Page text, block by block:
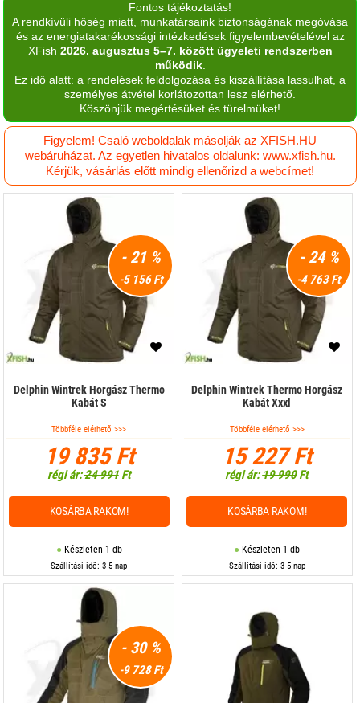
Aláöltözet
Alsó felső szett
Csizma
Dobókesztyű
Esőruha
Horgász bakancs
Kabát
Mellény
Melles csizma
Napszemüveg
Póló
Szandál, papucs
Thermo kabát
Thermo ruha
UV álló felső
Fontos tájékoztatás!
A rendkívüli hőség miatt, munkatársaink biztonságának megóvása
és az energiatakarékossági intézkedések figyelembevételével az
XFish 2026. augusztus 5–7. között ügyeleti rendszerben
működik.
Ez idő alatt: a rendelések feldolgozása és kiszállítása lassulhat, a
személyes átvétel korlátozottan lesz elérhető.
Köszönjük megértésüket és türelmüket!
Figyelem! Csaló weboldalak másolják az XFISH.HU
webáruházat. Az egyetlen hivatalos oldalunk: www.xfish.hu.
Kérjük, vásárlás előtt mindig ellenőrizd a webcímet!
- 21 %
-5 156 Ft
Delphin Wintrek Horgász Thermo
Kabát S
Többféle elérhető >>>
19 835 Ft
régi ár:24 991Ft
Készleten 1 db
Szállítási idő: 3-5 nap
KOSÁRBA RAKOM!
- 24 %
-4 763 Ft
Delphin Wintrek Thermo Horgász
Kabát Xxxl
Többféle elérhető >>>
15 227 Ft
régi ár:19 990Ft
Készleten 1 db
Szállítási idő: 3-5 nap
KOSÁRBA RAKOM!
- 30 %
-9 728 Ft